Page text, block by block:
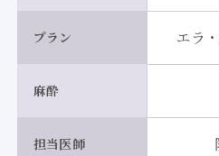
プラン エラ
麻酔
担当医師